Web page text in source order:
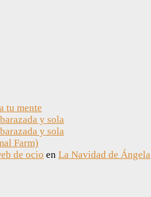
tu mente
y sola
y sola
Farm)
de ocio en La Navidad de Ángela